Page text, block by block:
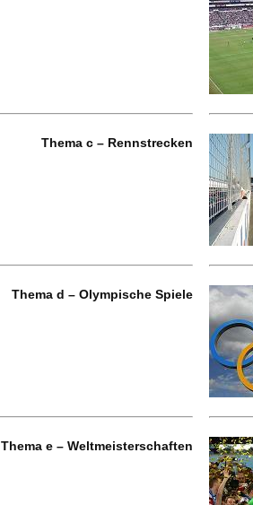
Thema c – Rennstrecken
Thema d – Olympische Spiele
Thema e – Weltmeisterschaften